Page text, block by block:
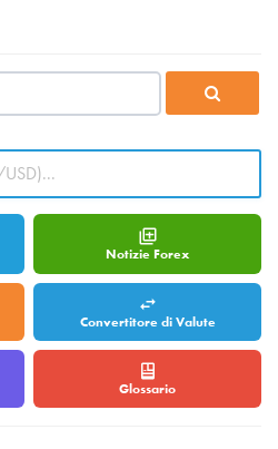
Notizie Forex
Convertitore di Valute
Glossario